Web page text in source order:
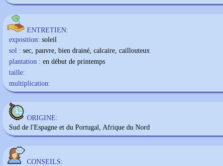
ENTRETIEN:
exposition: soleil
sol : sec, pauvre, bien drainé, calcaire, caillouteux
plantation : en début de printemps
taille:
multiplication:
ORIGINE:
Sud de l'Espagne et du Portugal, Afrique du Nord
CONSEILS: